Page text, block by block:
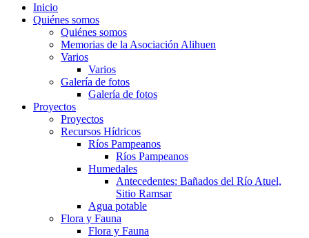
Inicio
Quiénes somos
Quiénes somos
Memorias de la Asociación Alihuen
Varios
Varios
Galería de fotos
Galería de fotos
Proyectos
Proyectos
Recursos Hídricos
Ríos Pampeanos
Ríos Pampeanos
Humedales
Antecedentes: Bañados del Río Atuel,
Sitio Ramsar
Agua potable
Flora y Fauna
Flora y Fauna